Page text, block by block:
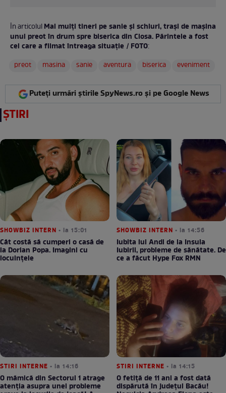
În articolulMai mulți tineri pe sanie şi schiuri, traşi de mașina
unui preot în drum spre biserica din Ciosa. Părintele a fost
cel care a filmat întreaga situație / FOTO:
preot
masina sanie aventura biserica eveniment
Puteți urmări știrile SpyNews.ro și pe Google News
ȘTIRI
SHOWBIZ INTERN • la 15:01
Cât costă să cumperi o casă de
la Dorian Popa. Imagini cu
locuințele
SHOWBIZ INTERN • la 14:56
Iubita lui Andi de la Insula
Iubirii, probleme de sănătate. De
ce a făcut Hype Fox RMN
STIRI INTERNE • la 14:16
O mămică din Sectorul 1 atrage
atenția asupra unei probleme
STIRI INTERNE • la 14:15
O fetiță de 11 ani a fost dată
dispărută în județul Bacău!